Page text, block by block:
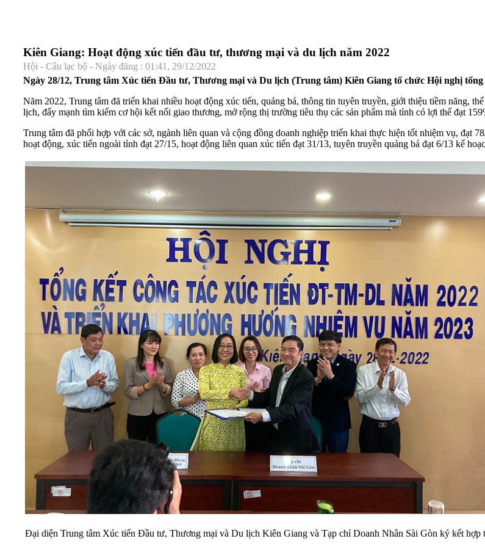
Kiên Giang: Hoạt động xúc tiến đầu tư, thương mại và du lịch năm 2022
Hội - Câu lạc bộ - Ngày đăng : 01:41, 29/12/2022
Ngày 28/12, Trung tâm Xúc tiến Đầu tư, Thương mại và Du lịch (Trung tâm) Kiên Giang tổ chức Hội nghị
Năm 2022, Trung tâm đã triển khai nhiều hoạt động xúc tiến, quảng bá, thông tin tuyên truyền, giới thiệu tiềm năng,
lịch, đẩy mạnh tìm kiếm cơ hội kết nối giao thương, mở rộng thị trường tiêu thụ các sản phẩm mà tỉnh có lợi thế đạt
Trung tâm đã phối hợp với các sở, ngành liên quan và cộng đồng doanh nghiệp triển khai thực hiện tốt nhiệm vụ, đạt
hoạt động, xúc tiến ngoài tỉnh đạt 27/15, hoạt động liên quan xúc tiến đạt 31/13, tuyên truyền quảng bá đạt 6/13 kế
Đại diện Trung tâm Xúc tiến Đầu tư, Thương mại và Du lịch Kiên Giang và Tạp chí Doanh Nhân Sài Gòn ký kết hợp